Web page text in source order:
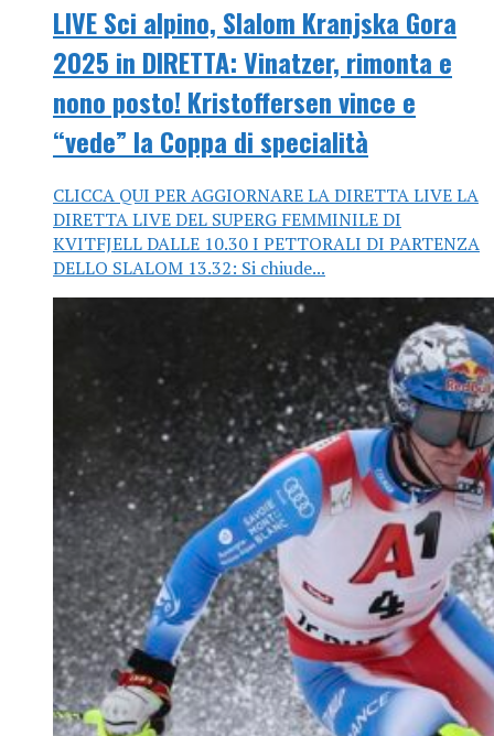
LIVE Sci alpino, Slalom Kranjska Gora
2025 in DIRETTA: Vinatzer, rimonta e
nono posto! Kristoffersen vince e
“vede” la Coppa di specialità
CLICCA QUI PER AGGIORNARE LA DIRETTA LIVE LA
DIRETTA LIVE DEL SUPERG FEMMINILE DI
KVITFJELL DALLE 10.30 I PETTORALI DI PARTENZA
DELLO SLALOM 13.32: Si chiude...